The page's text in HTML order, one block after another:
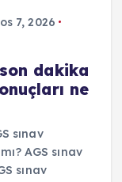
7, 2026
son dakika
ne
sınav
AGS sınav
sınav